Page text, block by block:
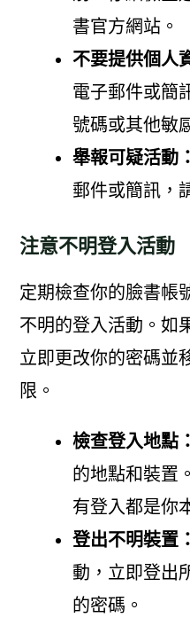
書官方網站。
不要提供個人
電子郵件或簡
號碼或其他敏
舉報可疑活動：
郵件或簡訊，
注意不明登入活動
定期檢查你的臉書帳
不明的登入活動。如
立即更改你的密碼並
限。
檢查登入地點：
的地點和裝置
有登入都是你
登出不明裝置：
動，立即登出
的密碼。